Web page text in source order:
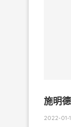
施明
2022-01-